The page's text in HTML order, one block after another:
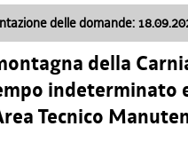
delle domande:
della
indeterminato
Tecnico